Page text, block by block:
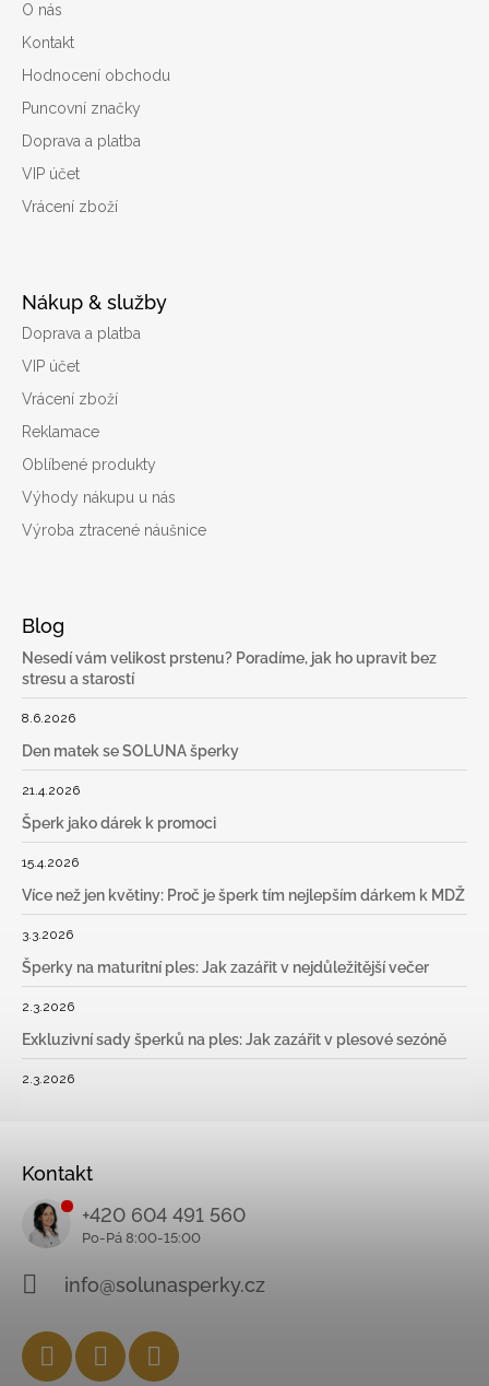
O nás
Kontakt
Hodnocení obchodu
Puncovní značky
Doprava a platba
VIP účet
Vrácení zboží
Nákup & služby
Doprava a platba
VIP účet
Vrácení zboží
Reklamace
Oblíbené produkty
Výhody nákupu u nás
Výroba ztracené náušnice
Blog
Nesedí vám velikost prstenu? Poradíme, jak ho upravit bez
stresu a starostí
8.6.2026
Den matek se SOLUNA šperky
21.4.2026
Šperk jako dárek k promoci
15.4.2026
Více než jen květiny: Proč je šperk tím nejlepším dárkem k MDŽ
3.3.2026
Šperky na maturitní ples: Jak zazářit v nejdůležitější večer
2.3.2026
Exkluzivní sady šperků na ples: Jak zazářit v plesové sezóně
2.3.2026
Kontakt
+420 604 491 560
info@solunasperky.cz